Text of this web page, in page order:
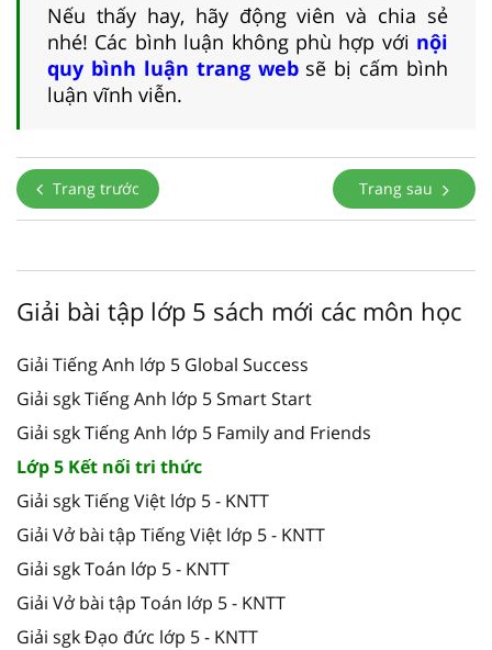
Nếu thấy hay, hãy động viên và chia sẻ
nhé! Các bình luận không phù hợp với nội
quy bình luận trang websẽ bị cấm bình
luận vĩnh viễn.
Trang trước Trang sau
Giải bài tập lớp 5 sách mới các môn học
Giải Tiếng Anh lớp 5 Global Success
Giải sgk Tiếng Anh lớp 5 Smart Start
Giải sgk Tiếng Anh lớp 5 Family and Friends
Lớp 5 Kết nối tri thức
Giải sgk Tiếng Việt lớp 5 - KNTT
Giải Vở bài tập Tiếng Việt lớp 5 - KNTT
Giải sgk Toán lớp 5 - KNTT
Giải Vở bài tập Toán lớp 5 - KNTT
Giải sgk Đạo đức lớp 5 - KNTT